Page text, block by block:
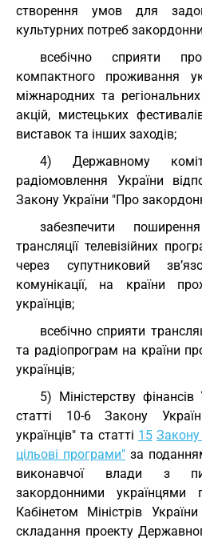
створення умов для
культурних потреб
всебічно сприяти
компактного проживання
міжнародних та
акцій, мистецьких
виставок та інших заходів;
4) Державному
радіомовлення України
Закону України "Про
забезпечити
трансляції телевізійних
через супутниковий
комунікації, на країни
українців;
всебічно сприяти
та радіопрограм на країни
українців;
5) Міністерству
статті 10-6 Закону
українців" та статті 15
цільові програми" за
виконавчої влади з
закордонними українцями
Кабінетом Міністрів
складання проекту